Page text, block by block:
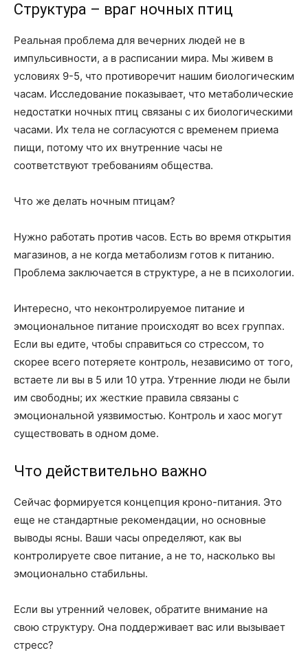
Структура – враг ночных птиц
Реальная проблема для вечерних людей не в
импульсивности, а в расписании мира. Мы живем в
условиях 9-5, что противоречит нашим биологическим
часам. Исследование показывает, что метаболические
недостатки ночных птиц связаны с их биологическими
часами. Их тела не согласуются с временем приема
пищи, потому что их внутренние часы не
соответствуют требованиям общества.
Что же делать ночным птицам?
Нужно работать против часов. Есть во время открытия
магазинов, а не когда метаболизм готов к питанию.
Проблема заключается в структуре, а не в психологии.
Интересно, что неконтролируемое питание и
эмоциональное питание происходят во всех группах.
Если вы едите, чтобы справиться со стрессом, то
скорее всего потеряете контроль, независимо от того,
встаете ли вы в 5 или 10 утра. Утренние люди не были
им свободны; их жесткие правила связаны с
эмоциональной уязвимостью. Контроль и хаос могут
существовать в одном доме.
Что действительно важно
Сейчас формируется концепция кроно-питания. Это
еще не стандартные рекомендации, но основные
выводы ясны. Ваши часы определяют, как вы
контролируете свое питание, а не то, насколько вы
эмоционально стабильны.
Если вы утренний человек, обратите внимание на
свою структуру. Она поддерживает вас или вызывает
стресс?